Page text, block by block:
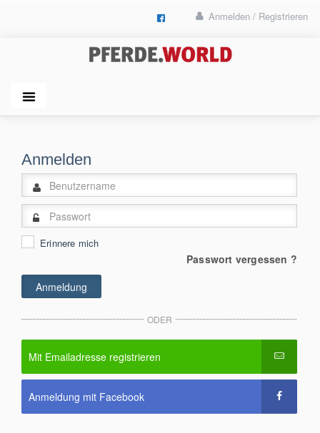
Anmelden / Registrieren
Anmelden
Erinnere mich
Passwort vergessen ?
ODER
Mit Emailadresse registrieren
Anmeldung mit Facebook